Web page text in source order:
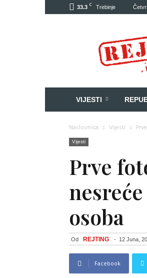
33.3 C Trebinje
VIJESTI
Naslovnica Vijesti
Vijesti
Prve
osoba
Od REJTING - 12 Juna,
Facebook